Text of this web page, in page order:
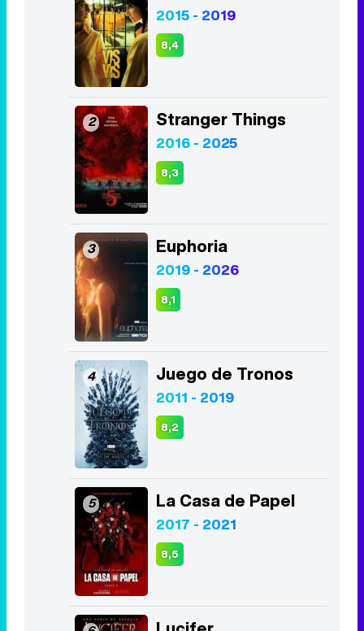
2 Stranger Things
2016 - 2025
8,3
3 Euphoria
2019 - 2026
8,1
4 Juego de Tronos
2011 - 2019
8,2
5 La Casa de Papel
2017 - 2021
8,5
6 Lucifer
2016 - 2021
8,4